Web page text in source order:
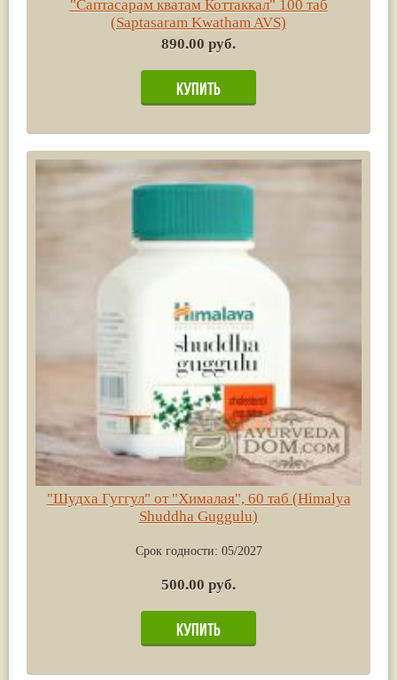
"Саптасарам кватам Коттаккал" 100 таб
(Saptasaram Kwatham AVS)
890.00 руб.
"Шудха Гуггул" от "Хималая", 60 таб (Himalya
Shuddha Guggulu)
Срок годности: 05/2027
500.00 руб.